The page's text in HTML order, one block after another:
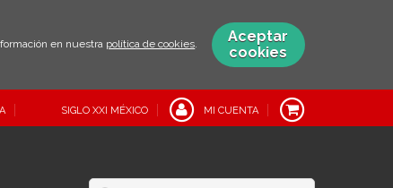
en nuestra política de cookies.
Aceptar
cookies
SIGLO XXI MÉXICO MI CUENTA